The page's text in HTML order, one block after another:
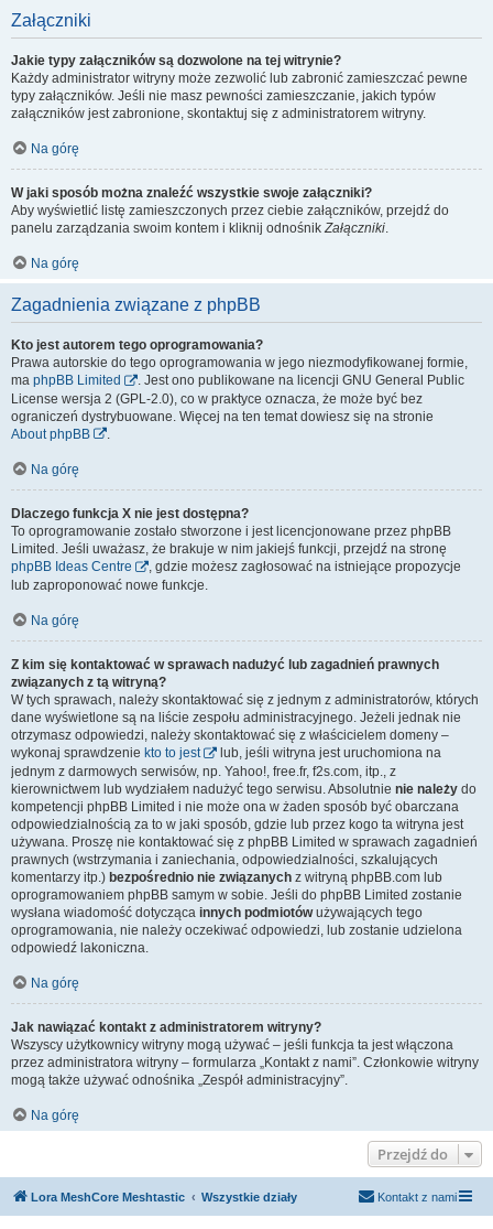
Załączniki
Jakie typy załączników są dozwolone na tej witrynie?
Każdy administrator witryny może zezwolić lub zabronić zamieszczać pewne
typy załączników. Jeśli nie masz pewności zamieszczanie, jakich typów
załączników jest zabronione, skontaktuj się z administratorem witryny.
Na górę
W jaki sposób można znaleźć wszystkie swoje załączniki?
Aby wyświetlić listę zamieszczonych przez ciebie załączników, przejdź do
panelu zarządzania swoim kontem i kliknij odnośnikZałączniki.
Na górę
Zagadnienia związane z phpBB
Kto jest autorem tego oprogramowania?
Prawa autorskie do tego oprogramowania w jego niezmodyfikowanej formie,
ma phpBB Limited
. Jest ono publikowane na licencji GNU General Public
License wersja 2 (GPL-2.0), co w praktyce oznacza, że może być bez
ograniczeń dystrybuowane. Więcej na ten temat dowiesz się na stronie
About phpBB
Na górę
Dlaczego funkcja X nie jest dostępna?
To oprogramowanie zostało stworzone i jest licencjonowane przez phpBB
Limited. Jeśli uważasz, że brakuje w nim jakiejś funkcji, przejdź na stronę
phpBB Ideas Centre
, gdzie możesz zagłosować na istniejące propozycje
lub zaproponować nowe funkcje.
Na górę
Z kim się kontaktować w sprawach nadużyć lub zagadnień prawnych
związanych z tą witryną?
W tych sprawach, należy skontaktować się z jednym z administratorów, których
dane wyświetlone są na liście zespołu administracyjnego. Jeżeli jednak nie
otrzymasz odpowiedzi, należy skontaktować się z właścicielem domeny –
wykonaj sprawdzenie kto to jest
lub, jeśli witryna jest uruchomiona na
jednym z darmowych serwisów, np. Yahoo!, free.fr, f2s.com, itp., z
kierownictwem lub wydziałem nadużyć tego serwisu. Absolutnie nie należy do
kompetencji phpBB Limited i nie może ona w żaden sposób być obarczana
odpowiedzialnością za to w jaki sposób, gdzie lub przez kogo ta witryna jest
używana. Proszę nie kontaktować się z phpBB Limited w sprawach zagadnień
prawnych (wstrzymania i zaniechania, odpowiedzialności, szkalujących
komentarzy itp.) bezpośrednio nie związanych z witryną phpBB.com lub
oprogramowaniem phpBB samym w sobie. Jeśli do phpBB Limited zostanie
wysłana wiadomość dotycząca innych podmiotówużywających tego
oprogramowania, nie należy oczekiwać odpowiedzi, lub zostanie udzielona
odpowiedź lakoniczna.
Na górę
Jak nawiązać kontakt z administratorem witryny?
Wszyscy użytkownicy witryny mogą używać – jeśli funkcja ta jest włączona
przez administratora witryny – formularza „Kontakt z nami”. Członkowie witryny
mogą także używać odnośnika „Zespół administracyjny”.
Na górę
Przejdź do
Lora MeshCore Meshtastic Wszystkie działy Kontakt z nami